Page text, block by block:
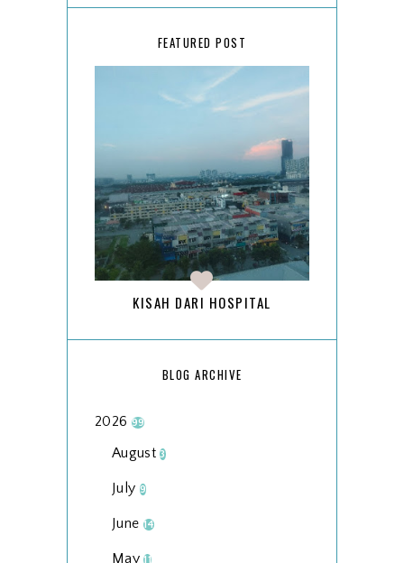
FEATURED POST
KISAH DARI HOSPITAL
BLOG ARCHIVE
2026 99
August3
July 9
June 14
May11